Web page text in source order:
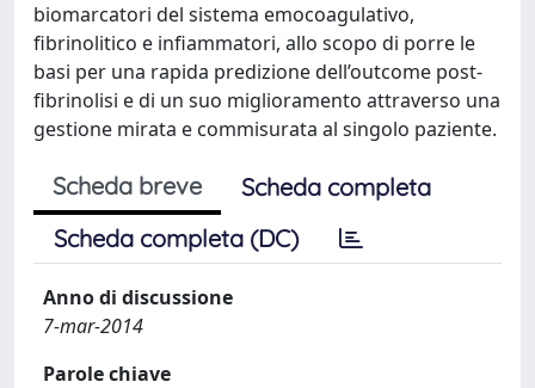
biomarcatori del sistema emocoagulativo,
fibrinolitico e infiammatori, allo scopo di porre le
basi per una rapida predizione dell’outcome post-
fibrinolisi e di un suo miglioramento attraverso una
gestione mirata e commisurata al singolo paziente.
Scheda breve
Scheda completa
Scheda completa (DC)
Anno di discussione
7-mar-2014
Parole chiave